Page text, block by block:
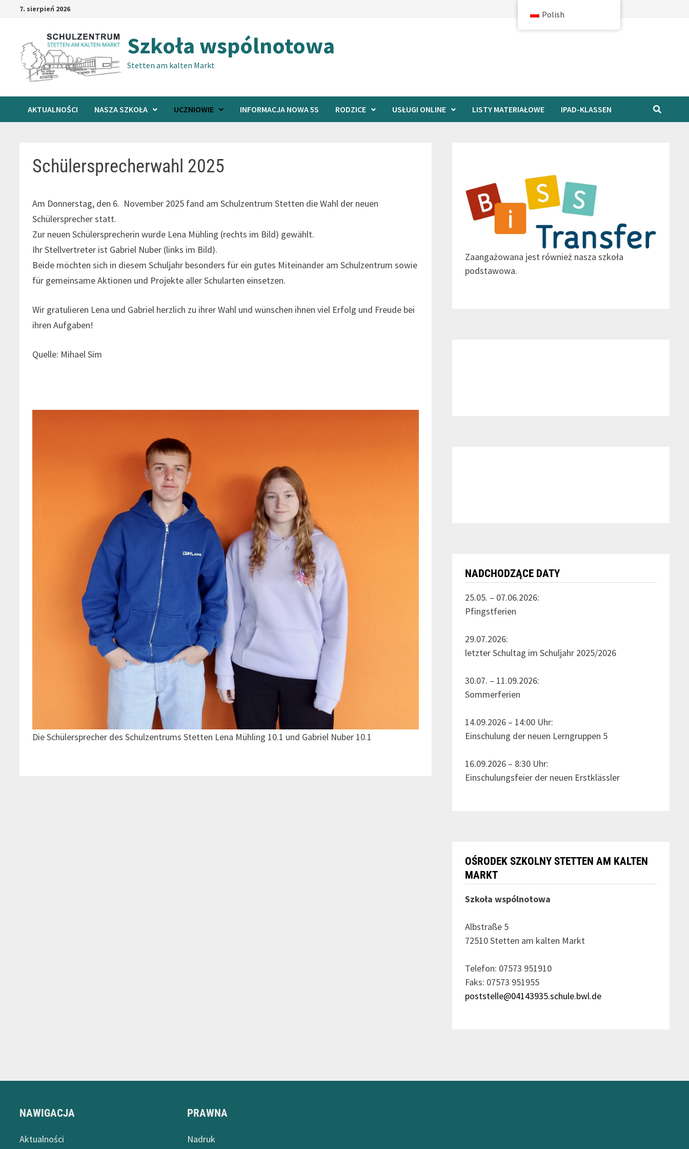
Przejdź7. sierpień 2026
Szkoła wspólnotowa
Stetten am kalten Markt
AKTUALNOŚCI NASZA SZKOŁA UCZNIOWIE INFORMACJA NOWA 5S RODZICE USŁUGI ONLINE LISTY MATERIAŁOWE IPAD-KLASSEN
Schülersprecherwahl 2025
Am Donnerstag, den 6. November 2025 fand am Schulzentrum Stetten die Wahl der neuen
Schülersprecher statt.
Zur neuen Schülersprecherin wurde Lena Mühling (rechts im Bild) gewählt.
Ihr Stellvertreter ist Gabriel Nuber (links im Bild).
Beide möchten sich in diesem Schuljahr besonders für ein gutes Miteinander am Schulzentrum sowie
für gemeinsame Aktionen und Projekte aller Schularten einsetzen.
Wir gratulieren Lena und Gabriel herzlich zu ihrer Wahl und wünschen ihnen viel Erfolg und Freude bei
ihren Aufgaben!
Quelle: Mihael Sim
Die Schülersprecher des Schulzentrums Stetten Lena Mühling 10.1 und Gabriel Nuber 10.1
Zaangażowana jest również nasza szkoła
podstawowa.
NADCHODZĄCE DATY
25.05. – 07.06.2026:
Pfingstferien
29.07.2026:
letzter Schultag im Schuljahr 2025/2026
30.07. – 11.09.2026:
Sommerferien
14.09.2026 – 14:00 Uhr:
Einschulung der neuen Lerngruppen 5
16.09.2026 – 8:30 Uhr:
Einschulungsfeier der neuen Erstklässler
OŚRODEK SZKOLNY STETTEN AM KALTEN
MARKT
Szkoła wspólnotowa
Albstraße 5
72510 Stetten am kalten Markt
Telefon: 07573 951910
Faks: 07573 951955
poststelle@04143935.schule.bwl.de
NAWIGACJA
Aktualności
PRAWNA
Nadruk
Polish